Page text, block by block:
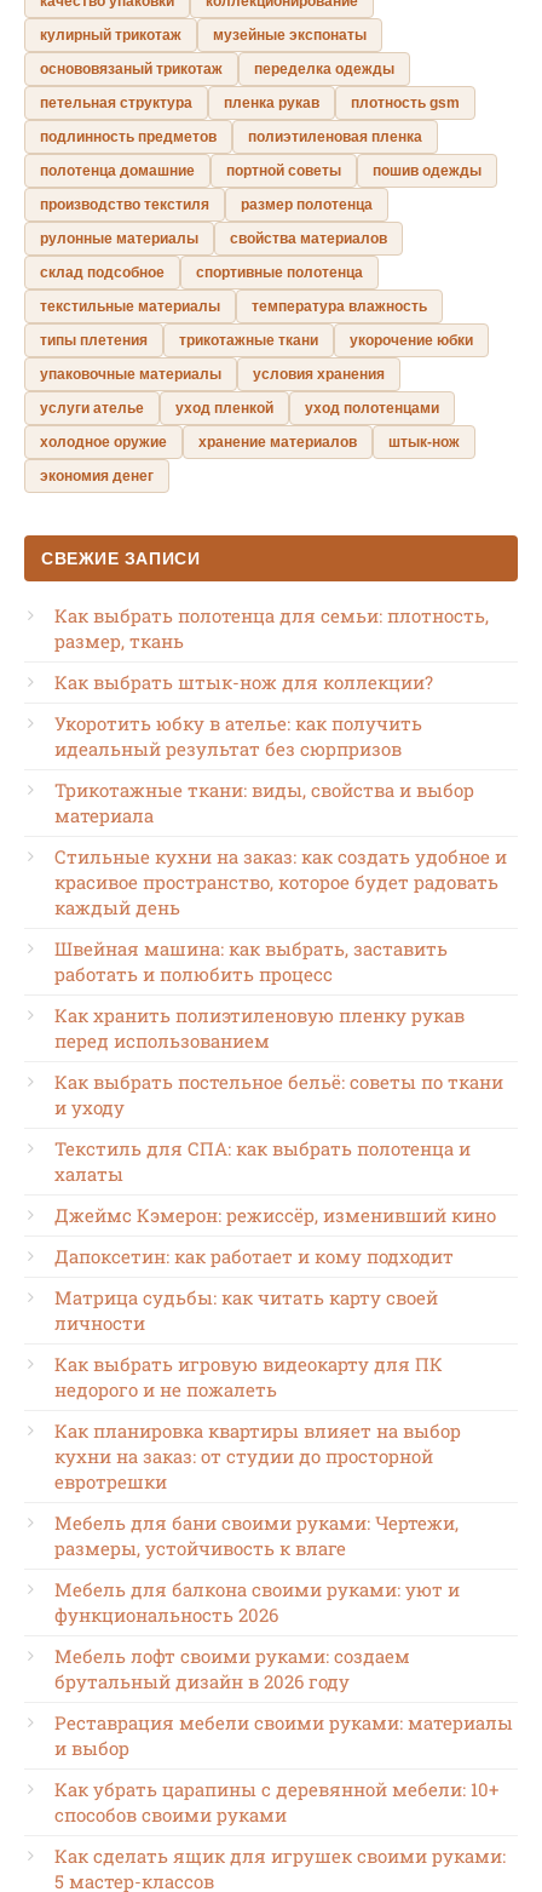
кулирный трикотаж
музейные экспонаты
основовязаный трикотаж
переделка одежды
петельная структура
пленка рукав
плотность gsm
подлинность предметов
полиэтиленовая пленка
полотенца домашние
портной советы
пошив одежды
производство текстиля
размер полотенца
рулонные материалы
свойства материалов
склад подсобное
спортивные полотенца
текстильные материалы
температура влажность
типы плетения
трикотажные ткани
укорочение юбки
упаковочные материалы
условия хранения
услуги ателье
уход пленкой
уход полотенцами
холодное оружие
хранение материалов
штык-нож
экономия денег
СВЕЖИЕ ЗАПИСИ
Как выбрать полотенца для семьи: плотность,
размер, ткань
Как выбрать штык-нож для коллекции?
Укоротить юбку в ателье: как получить
идеальный результат без сюрпризов
Трикотажные ткани: виды, свойства и выбор
материала
Стильные кухни на заказ: как создать удобное и
красивое пространство, которое будет радовать
каждый день
Швейная машина: как выбрать, заставить
работать и полюбить процесс
Как хранить полиэтиленовую пленку рукав
перед использованием
Как выбрать постельное бельё: советы по ткани
и уходу
Текстиль для СПА: как выбрать полотенца и
халаты
Джеймс Кэмерон: режиссёр, изменивший кино
Дапоксетин: как работает и кому подходит
Матрица судьбы: как читать карту своей
личности
Как выбрать игровую видеокарту для ПК
недорого и не пожалеть
Как планировка квартиры влияет на выбор
кухни на заказ: от студии до просторной
евротрешки
Мебель для бани своими руками: Чертежи,
размеры, устойчивость к влаге
Мебель для балкона своими руками: уют и
функциональность 2026
Мебель лофт своими руками: создаем
брутальный дизайн в 2026 году
Реставрация мебели своими руками: материалы
и выбор
Как убрать царапины с деревянной мебели: 10+
способов своими руками
Как сделать ящик для игрушек своими руками:
5 мастер-классов